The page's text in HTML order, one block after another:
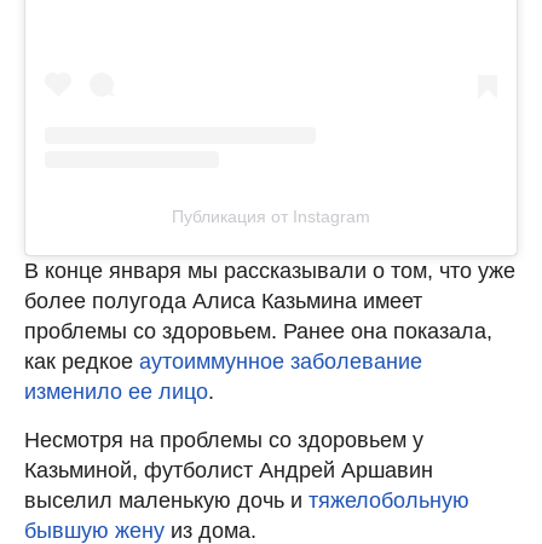
Публикация от Instagram
В конце января мы рассказывали о том, что уже
более полугода Алиса Казьмина имеет
проблемы со здоровьем. Ранее она показала,
как редкое аутоиммунное заболевание
изменило ее лицо.
Несмотря на проблемы со здоровьем у
Казьминой, футболист Андрей Аршавин
выселил маленькую дочь и тяжелобольную
бывшую жену из дома.